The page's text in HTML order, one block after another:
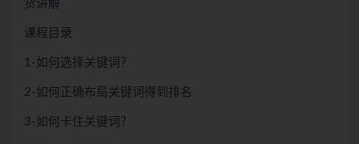
货讲解
课程目录
1-如何选择关键词？
2-如何正确布局关键词得到排名
3-如何卡住关键词？